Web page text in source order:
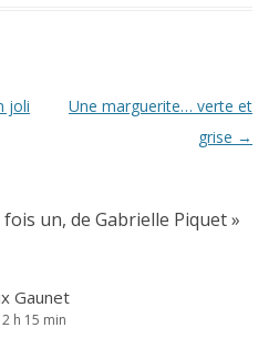
joli
Une marguerite… verte et
grise →
un, de Gabrielle Piquet»
Gaunet
h 15 min